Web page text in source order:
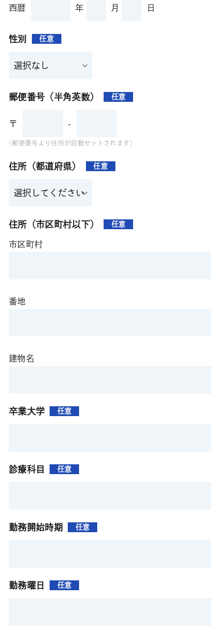
西暦 年 月 日
性別 任意
郵便番号（半角英数） 任意
〒 -
(郵便番号より住所が自動セットされます)
住所（都道府県） 任意
住所（市区町村以下） 任意
市区町村
番地
建物名
卒業大学 任意
診療科目 任意
勤務開始時期 任意
勤務曜日 任意